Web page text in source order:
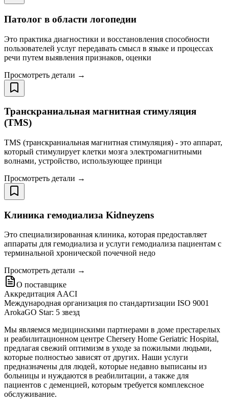
Патолог в области логопедии
Это практика диагностики и восстановления способности
пользователей услуг передавать смысл в языке и процессах
речи путем выявления признаков, оценки
Просмотреть детали →
Транскраниальная магнитная стимуляция
(TMS)
TMS (транскраниальная магнитная стимуляция) - это аппарат,
который стимулирует клетки мозга электромагнитными
волнами, устройство, использующее принци
Просмотреть детали →
Клиника гемодиализа Kidneyzens
Это специализированная клиника, которая предоставляет
аппараты для гемодиализа и услуги гемодиализа пациентам с
терминальной хронической почечной недо
Просмотреть детали →
О поставщике
Аккредитация AACI
Международная организация по стандартизации ISO 9001
ArokaGO Star: 5 звезд
Мы являемся медицинскими партнерами в доме престарелых
и реабилитационном центре Chersery Home Geriatric Hospital,
предлагая свежий оптимизм в уходе за пожилыми людьми,
которые полностью зависят от других. Наши услуги
предназначены для людей, которые недавно выписаны из
больницы и нуждаются в реабилитации, а также для
пациентов с деменцией, которым требуется комплексное
обслуживание.